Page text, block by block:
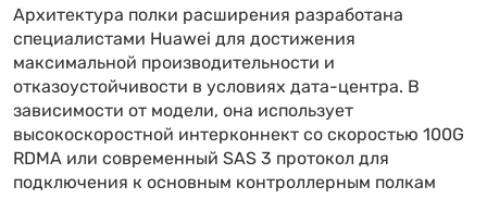
Архитектура полки расширения разработана
специалистами Huawei для достижения
максимальной производительности и
отказоустойчивости в условиях дата-центра. В
зависимости от модели, она использует
высокоскоростной интерконнект со скоростью 100G
RDMA или современный SAS 3 протокол для
подключения к основным контроллерным полкам